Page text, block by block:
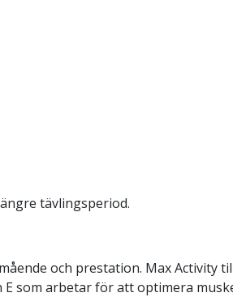
tävlingsperiod.
och prestation. Max Activity
E som arbetar för att optimera